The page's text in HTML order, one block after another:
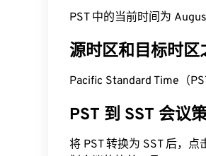
PST 中的当前时间为
源时区和目标时区
Pacific Standard Time（
PST 到 SST 会议
将 PST 转换为 SST 后，